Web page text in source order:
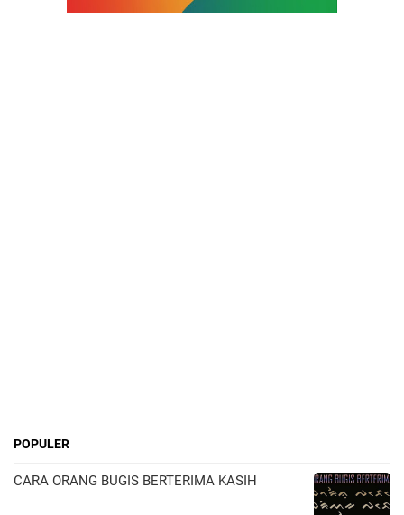
POPULER
CARA ORANG BUGIS BERTERIMA KASIH